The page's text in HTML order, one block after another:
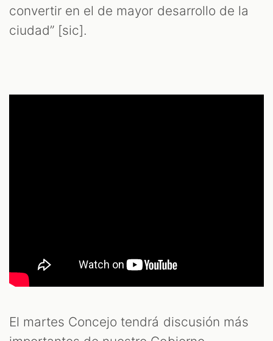
convertir en el de mayor desarrollo de la
ciudad” [sic].
El martes Concejo tendrá discusión más